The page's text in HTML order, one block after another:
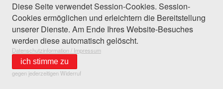
Diese Seite verwendet Session-Cookies. Session-
Cookies ermöglichen und erleichtern die Bereitstellung
unserer Dienste. Am Ende Ihres Website-Besuches
werden diese automatisch gelöscht.
Datenschutzinformation / Impressum
ich stimme zu
gegen jederzeitigen Widerruf